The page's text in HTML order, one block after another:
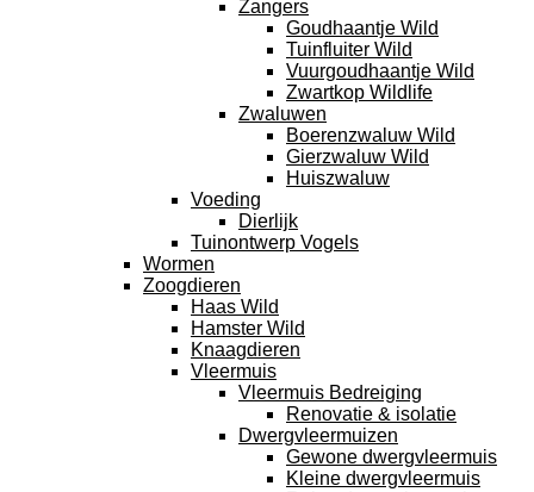
Zangers
Goudhaantje Wild
Tuinfluiter Wild
Vuurgoudhaantje Wild
Zwartkop Wildlife
Zwaluwen
Boerenzwaluw Wild
Gierzwaluw Wild
Huiszwaluw
Voeding
Dierlijk
Tuinontwerp Vogels
Wormen
Zoogdieren
Haas Wild
Hamster Wild
Knaagdieren
Vleermuis
Vleermuis Bedreiging
Renovatie & isolatie
Dwergvleermuizen
Gewone dwergvleermuis
Kleine dwergvleermuis